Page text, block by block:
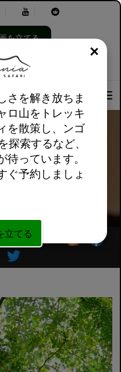
を立てる
いて
選
択
し
ま
す。
立公園
フォローしてください
さを解き放ちま
ロ山をトレッキ
を散策し、ンゴ
探索するなど、
っています。
ぐ予約しましょ
立てる
閉